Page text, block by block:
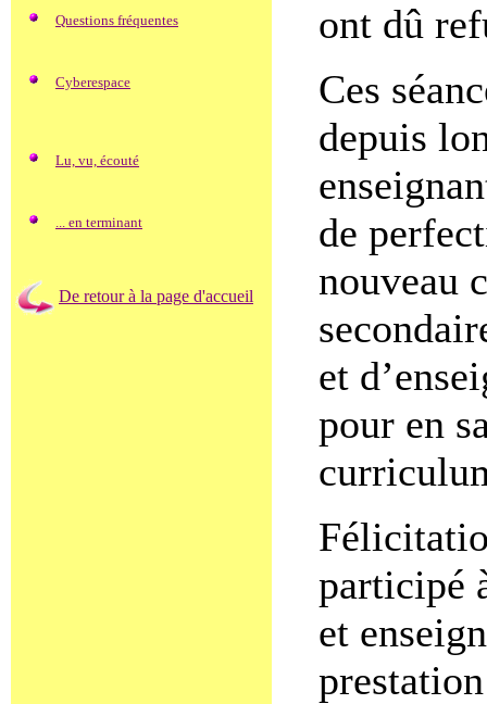
Questions fréquentes
Cyberespace
Lu, vu, écouté
... en terminant
De retour à la page d'accueil
ont dû
Ces
depuis
de
nouveau
et
pour en
participé
et